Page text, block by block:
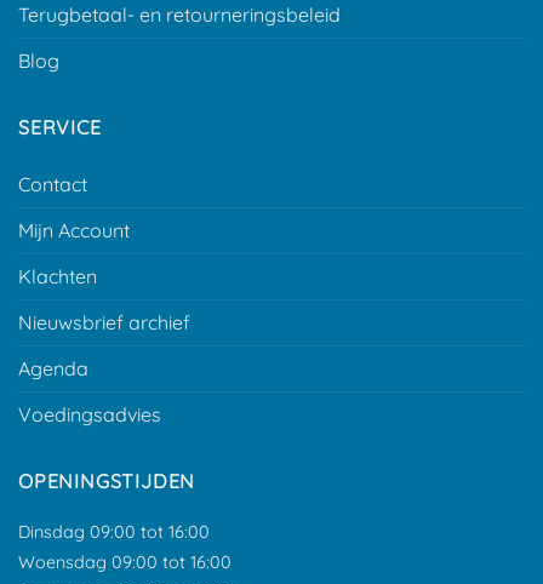
Terugbetaal- en retourneringsbeleid
Blog
SERVICE
Contact
Mijn Account
Klachten
Nieuwsbrief archief
Agenda
Voedingsadvies
OPENINGSTIJDEN
Dinsdag 09:00 tot 16:00
Woensdag 09:00 tot 16:00